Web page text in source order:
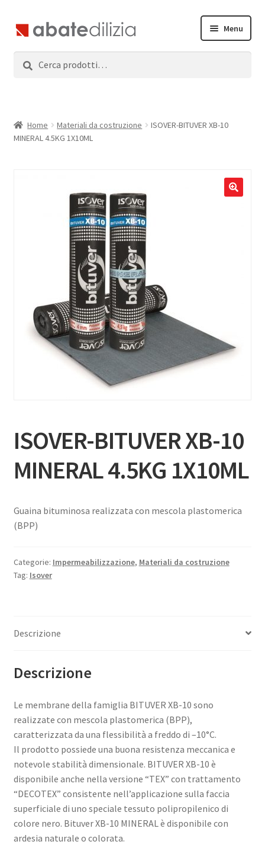
Vai
alla
navigazione
Vai
al
contenuto
Menu
ServiziHome Materiali da costruzione
ISOVER-BITUVER XB-10
MINERAL 4.5KG 1X10ML
ISOVER-BITUVER XB-10
MINERAL 4.5KG 1X10ML
Guaina bituminosa realizzata con mescola plastomerica
(BPP)
Categorie: Impermeabilizzazione, Materiali da costruzione
Tag: Isover
Descrizione
Descrizione
Le membrane della famiglia BITUVER XB-10 sono
realizzate con mescola plastomerica (BPP),
caratterizzata da una flessibilità a freddo di –10°C.
Il prodotto possiede una buona resistenza meccanica e
notevole stabilità dimensionale. BITUVER XB-10 è
disponibile anche nella versione “TEX” con trattamento
“DECOTEX” consistente nell’applicazione sulla faccia
superficiale di uno speciale tessuto polipropilenico di
colore nero. Bituver XB-10 MINERAL è disponibile con
ardesia naturale o colorata.